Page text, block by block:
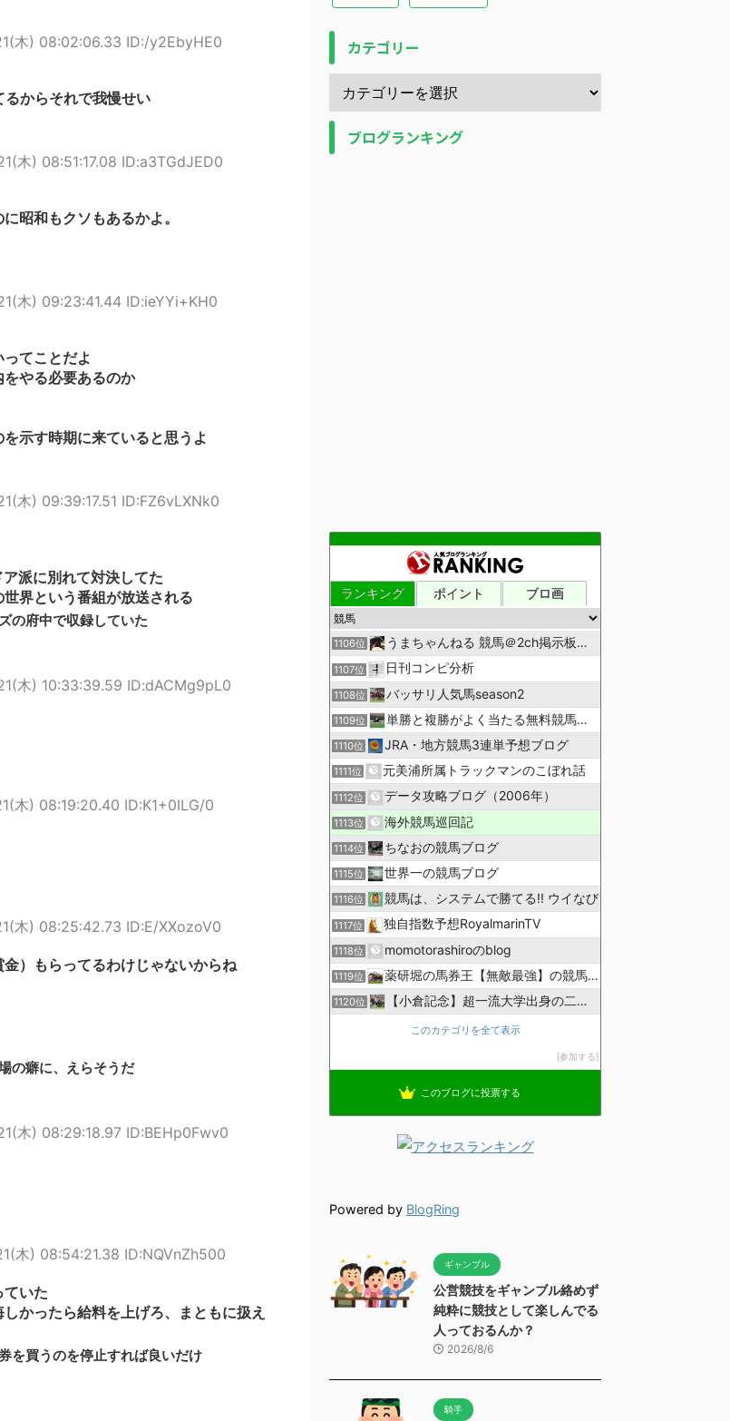
木) 08:02:06.33 ID:/y2EbyHE0
からそれで我慢せい
木) 08:51:17.08 ID:a3TGdJED0
昭和もクソもあるかよ。
木) 09:23:41.44 ID:ieYYi+KH0
てことだよ
やる必要あるのか
示す時期に来ていると思うよ
木) 09:39:17.51 ID:FZ6vLXNk0
派に別れて対決してた
界という番組が放送される
の府中で収録していた
木) 10:33:39.59 ID:dACMg9pL0
木) 08:19:20.40 ID:K1+0ILG/0
木) 08:25:42.73 ID:E/XXozoV0
）もらってるわけじゃないからね
の癖に、えらそうだ
木) 08:29:18.97 ID:BEHp0Fwv0
木) 08:54:21.38 ID:NQVnZh500
いた
かったら給料を上げろ、まともに扱え
を買うのを停止すれば良いだけ
カテゴリー
ブログランキング
ランキング ポイント ブロ画
1106位 うまちゃんねる 競馬＠2ch掲示板まとめ
1107位 日刊コンピ分析
1108位 バッサリ人気馬season2
1109位 単勝と複勝がよく当たる無料競馬予想ブログ
1110位 JRA・地方競馬3連単予想ブログ
1111位 元美浦所属トラックマンのこぼれ話
1112位 データ攻略ブログ（2006年）
1113位 海外競馬巡回記
1114位 ちなおの競馬ブログ
1115位 世界一の競馬ブログ
1116位 競馬は、システムで勝てる!! ウイなび
1117位 独自指数予想RoyalmarinTV
1118位 momotorashiroのblog
1119位 薬研堀の馬券王【無敵最強】の競馬予想
1120位 【小倉記念】超一流大学出身の二人で理論競馬
このカテゴリを全て表示
参加する
このブログに投票する
Powered by BlogRing
ギャンブル
公営競技をギャンブル絡めず
純粋に競技として楽しんでる
人っておるんか？
2026/8/6
騎手